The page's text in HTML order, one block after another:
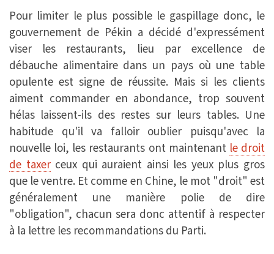
Pour limiter le plus possible le gaspillage donc, le
gouvernement de Pékin a décidé d'expressément
viser les restaurants, lieu par excellence de
débauche alimentaire dans un pays où une table
opulente est signe de réussite. Mais si les clients
aiment commander en abondance, trop souvent
hélas laissent-ils des restes sur leurs tables. Une
habitude qu'il va falloir oublier puisqu'avec la
nouvelle loi, les restaurants ont maintenant le droit
de taxerceux qui auraient ainsi les yeux plus gros
que le ventre. Et comme en Chine, le mot "droit" est
généralement une manière polie de dire
"obligation", chacun sera donc attentif à respecter
à la lettre les recommandations du Parti.